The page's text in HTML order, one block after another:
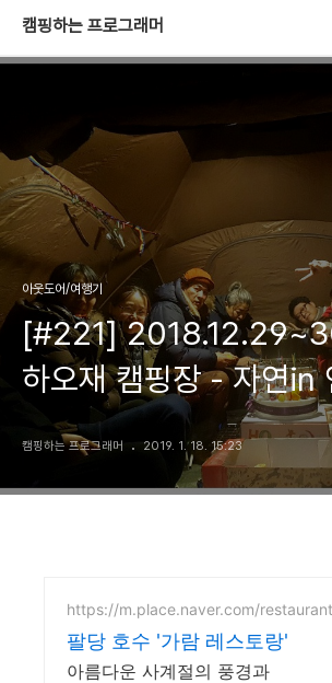
캠핑하는 프로그래머
아웃도어/여행기
[#221]
하오재 캠핑장 - 자연in
캠핑하는 프로그래머 2019. 1. 18. 15:23
https://m.place.naver.com/
팔당 호수 '가람 레스토랑'
아름다운 사계절의 풍경과